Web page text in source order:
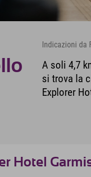
Indicazioni da
A soli 4,7
si trova la
Explorer
Hotel